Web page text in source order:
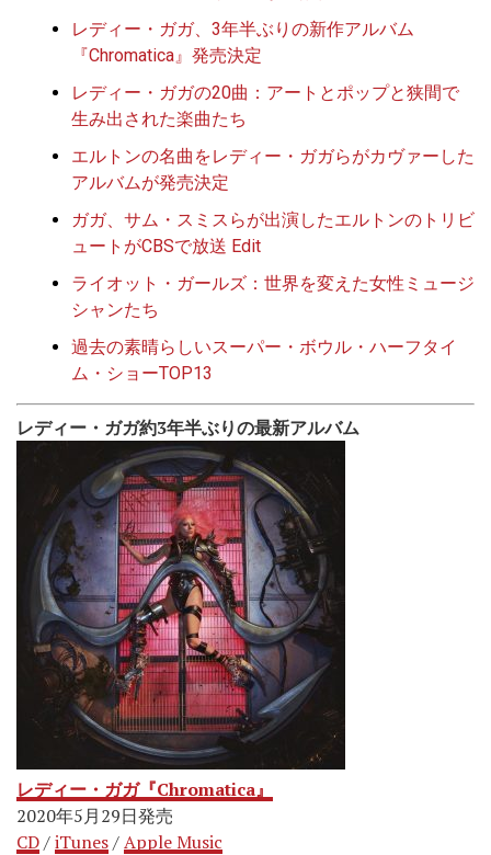
レディー・ガガ、3年半ぶりの新作アルバム
『Chromatica』発売決定
レディー・ガガの20曲：アートとポップと狭間で
生み出された楽曲たち
エルトンの名曲をレディー・ガガらがカヴァーした
アルバムが発売決定
ガガ、サム・スミスらが出演したエルトンのトリビ
ュートがCBSで放送 Edit
ライオット・ガールズ：世界を変えた女性ミュージ
シャンたち
過去の素晴らしいスーパー・ボウル・ハーフタイ
ム・ショーTOP13
レディー・ガガ約3年半ぶりの最新アルバム
レディー・ガガ『Chromatica』
2020年5月29日発売
CD/iTunes/Apple Music